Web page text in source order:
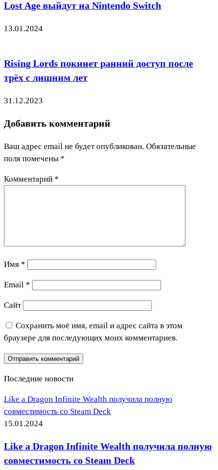
Lost Age выйдут на Nintendo Switch
13.01.2024
Rising Lords покинет ранний доступ после
трёх с лишним лет
31.12.2023
Добавить комментарий
Ваш адрес email не будет опубликован. Обязательные
поля помечены *
Комментарий *
Имя *
Email *
Сайт
Сохранить моё имя, email и адрес сайта в этом
браузере для последующих моих комментариев.
Последние новости
Like a Dragon Infinite Wealth получила полную
совместимость со Steam Deck
15.01.2024
Like a Dragon Infinite Wealth получила полную
совместимость со Steam Deck